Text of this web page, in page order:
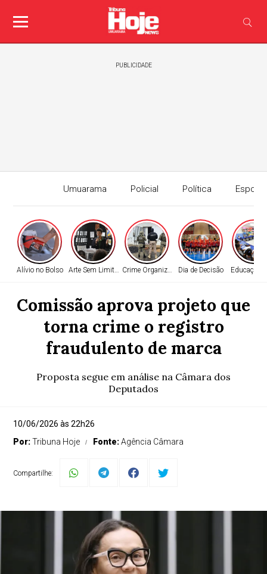
PUBLICIDADE
Umuarama Policial Política
Edição
Alívio no Bolso Arte Sem Limites Crime OrganizadoDia de Decisão Educação
Comissão aprova projeto que
torna crime o registro
fraudulento de marca
Proposta segue em análise na Câmara dos
Deputados
10/06/2026 às 22h26
Por:Tribuna Hoje Fonte:Agência Câmara
Compartilhe: